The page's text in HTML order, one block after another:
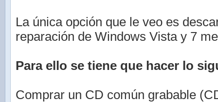
La única opción que le veo es
reparación de Windows Vista y 7
Para ello se tiene que hacer lo
Comprar un CD común grabable